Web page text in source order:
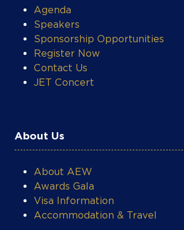
Agenda
Speakers
Sponsorship Opportunities
Register Now
Contact Us
JET Concert
About Us
About AEW
Awards Gala
Visa Information
Accommodation & Travel